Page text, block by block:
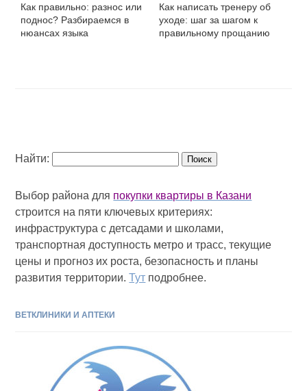
Как правильно: разнос или
поднос? Разбираемся в
нюансах языка
Как написать тренеру об
уходе: шаг за шагом к
правильному прощанию
Найти:
Выбор района для покупки квартиры в Казани
строится на пяти ключевых критериях:
инфраструктура с детсадами и школами,
транспортная доступность метро и трасс, текущие
цены и прогноз их роста, безопасность и планы
развития территории.Тут подробнее.
ВЕТКЛИНИКИ И АПТЕКИ